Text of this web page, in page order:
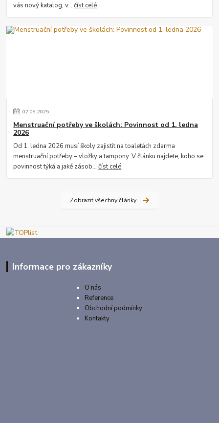
vás nový katalog, v...číst celé
02.09.2025
Menstruační potřeby ve školách: Povinnost od 1. ledna
2026
Od 1. ledna 2026 musí školy zajistit na toaletách zdarma
menstruační potřeby – vložky a tampony. V článku najdete, koho se
povinnost týká a jaké zásob...číst celé
Zobrazit všechny články
Informace pro zákazníky
O nás
Reference
Obchodní podmínky
Kontakty